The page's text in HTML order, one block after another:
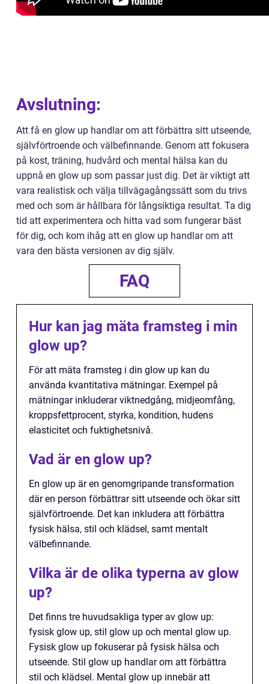
Avslutning:
Att få en glow up handlar om att förbättra sitt utseende,
självförtroende och välbefinnande. Genom att fokusera
på kost, träning, hudvård och mental hälsa kan du
uppnå en glow up som passar just dig. Det är viktigt att
vara realistisk och välja tillvägagångssätt som du trivs
med och som är hållbara för långsiktiga resultat. Ta dig
tid att experimentera och hitta vad som fungerar bäst
för dig, och kom ihåg att en glow up handlar om att
vara den bästa versionen av dig själv.
FAQ
Hur kan jag mäta framsteg i min
glow up?
För att mäta framsteg i din glow up kan du
använda kvantitativa mätningar. Exempel på
mätningar inkluderar viktnedgång, midjeomfång,
kroppsfettprocent, styrka, kondition, hudens
elasticitet och fuktighetsnivå.
Vad är en glow up?
En glow up är en genomgripande transformation
där en person förbättrar sitt utseende och ökar sitt
självförtroende. Det kan inkludera att förbättra
fysisk hälsa, stil och klädsel, samt mentalt
välbefinnande.
Vilka är de olika typerna av glow
up?
Det finns tre huvudsakliga typer av glow up:
fysisk glow up, stil glow up och mental glow up.
Fysisk glow up fokuserar på fysisk hälsa och
utseende. Stil glow up handlar om att förbättra
stil och klädsel. Mental glow up innebär att